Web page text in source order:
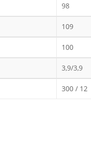
98
109
100
3,9/3,9
300 / 12